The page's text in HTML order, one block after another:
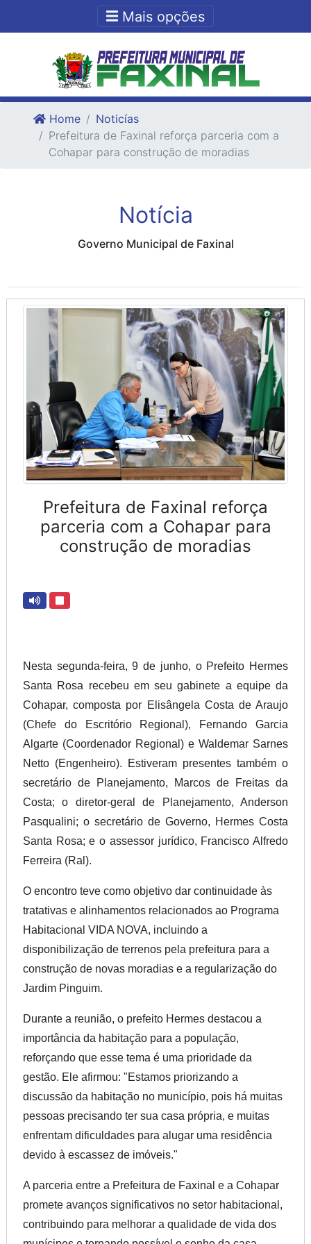
Ir para o fim do conteudo
Mais opções
Home
Noticías
Prefeitura de Faxinal reforça parceria com a
Cohapar para construção de moradias
Notícia
Governo Municipal de Faxinal
Prefeitura de Faxinal reforça
parceria com a Cohapar para
construção de moradias
Nesta segunda-feira, 9 de junho, o Prefeito Hermes
Santa Rosa recebeu em seu gabinete a equipe da
Cohapar, composta por Elisângela Costa de Araujo
(Chefe do Escritório Regional), Fernando Garcia
Algarte (Coordenador Regional) e Waldemar Sarnes
Netto (Engenheiro). Estiveram presentes também o
secretário de Planejamento, Marcos de Freitas da
Costa; o diretor-geral de Planejamento, Anderson
Pasqualini; o secretário de Governo, Hermes Costa
Santa Rosa; e o assessor jurídico, Francisco Alfredo
Ferreira (Ral).
O encontro teve como objetivo dar continuidade às
tratativas e alinhamentos relacionados ao Programa
Habitacional VIDA NOVA, incluindo a
disponibilização de terrenos pela prefeitura para a
construção de novas moradias e a regularização do
Jardim Pinguim.
Durante a reunião, o prefeito Hermes destacou a
importância da habitação para a população,
reforçando que esse tema é uma prioridade da
gestão. Ele afirmou: "Estamos priorizando a
discussão da habitação no município, pois há muitas
pessoas precisando ter sua casa própria, e muitas
enfrentam dificuldades para alugar uma residência
devido à escassez de imóveis."
A parceria entre a Prefeitura de Faxinal e a Cohapar
promete avanços significativos no setor habitacional,
contribuindo para melhorar a qualidade de vida dos